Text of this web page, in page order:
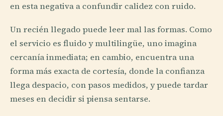
en esta negativa a confundir calidez con ruido.
Un recién llegado puede leer mal las formas. Como
el servicio es fluido y multilingüe, uno imagina
cercanía inmediata; en cambio, encuentra una
forma más exacta de cortesía, donde la confianza
llega despacio, con pasos medidos, y puede tardar
meses en decidir si piensa sentarse.